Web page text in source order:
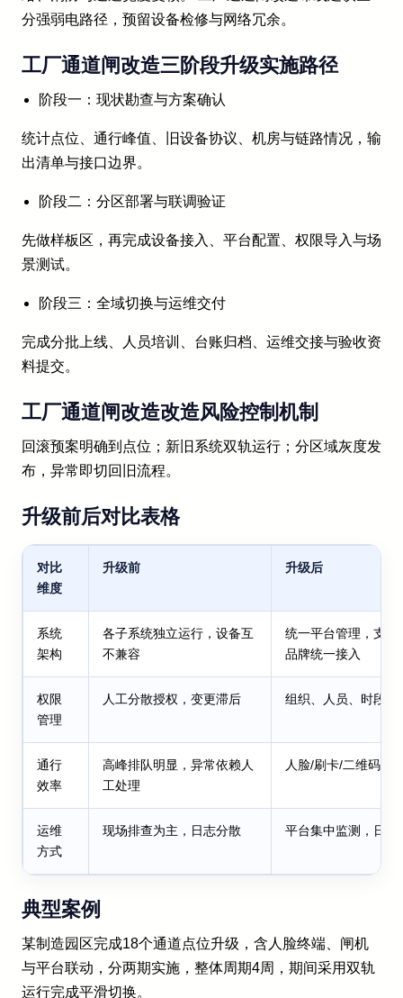
分强弱电路径，预留设备检修与网络冗余。
工厂通道闸改造三阶段升级实施路径
阶段一：现状勘查与方案确认
统计点位、通行峰值、旧设备协议、机房与链路情况，输
出清单与接口边界。
阶段二：分区部署与联调验证
先做样板区，再完成设备接入、平台配置、权限导入与场
景测试。
阶段三：全域切换与运维交付
完成分批上线、人员培训、台账归档、运维交接与验收资
料提交。
工厂通道闸改造改造风险控制机制
回滚预案明确到点位；新旧系统双轨运行；分区域灰度发
布，异常即切回旧流程。
升级前后对比表格
对比
维度
升级前 升级后
系统
架构
各子系统独立运行，设备互
不兼容
统一平台管理，支
品牌统一接入
权限
管理
人工分散授权，变更滞后 组织、人员、时段
通行
效率
高峰排队明显，异常依赖人
工处理
人脸/刷卡/二维码联
运维
方式
现场排查为主，日志分散 平台集中监测，日志
典型案例
某制造园区完成18个通道点位升级，含人脸终端、闸机
与平台联动，分两期实施，整体周期4周，期间采用双轨
运行完成平滑切换。